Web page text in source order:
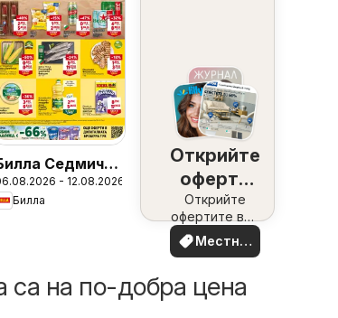
Седмична
- 12.08.2026
Билла
Открийте
оферти
наблизо
Открийте
офертите във
вашия район
Местни
оферти
са на по-добра цена